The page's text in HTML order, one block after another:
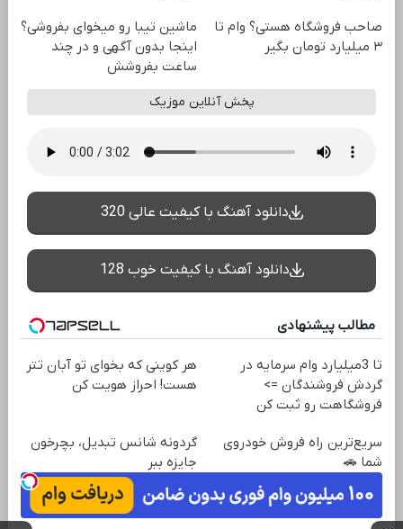
صاحب فروشگاه هستی؟ وام تا
۳ میلیارد تومان بگیر
ماشین تیبا رو میخوای بفروشی؟
اینجا بدون آگهی و در چند
ساعت بفروشش
پخش آنلاین موزیک
دانلود آهنگ با کیفیت عالی 320
دانلود آهنگ با کیفیت خوب 128
مطالب پیشنهادی
تا 3میلیارد وام سرمایه در
گردش فروشندگان =>
فروشگاهت رو ثبت کن
هر کوینی که بخوای تو آبان تتر
هست! احراز هویت کن
سریع‌ترین راه فروش خودروی
شما 🚗
گردونه شانس تبدیل، بچرخون
جایزه ببر